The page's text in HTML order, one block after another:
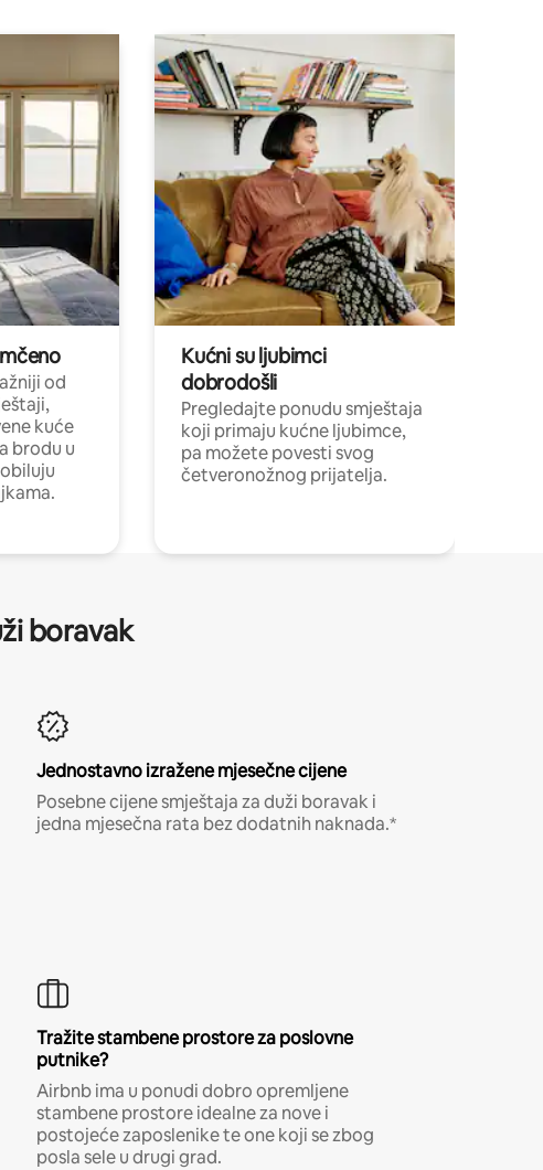
od
kuće
brodu u
Kućni su ljubimci
dobrodošli
Pregledajte ponudu smještaja
koji primaju kućne ljubimce,
pa možete povesti svog
četveronožnog prijatelja.
boravak
Jednostavno izražene mjesečne cijene
Posebne cijene smještaja za duži boravak i
jedna mjesečna rata bez dodatnih naknada.*
Tražite stambene prostore za poslovne
putnike?
Airbnb ima u ponudi dobro opremljene
stambene prostore idealne za nove i
postojeće zaposlenike te one koji se zbog
posla sele u drugi grad.